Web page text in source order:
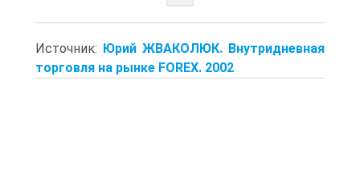
Источник: Юрий ЖВАКОЛЮК. Внутридневная
торговля на рынке FOREX. 2002